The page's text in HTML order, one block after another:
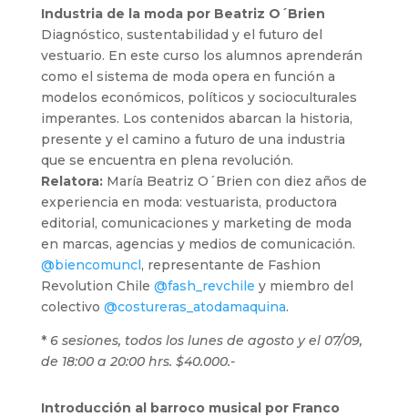
Industria de la moda por Beatriz O´Brien
Diagnóstico, sustentabilidad y el futuro del
vestuario. En este curso los alumnos aprenderán
como el sistema de moda opera en función a
modelos económicos, políticos y socioculturales
imperantes. Los contenidos abarcan la historia,
presente y el camino a futuro de una industria
que se encuentra en plena revolución.
Relatora:María Beatriz O´Brien con diez años de
experiencia en moda: vestuarista, productora
editorial, comunicaciones y marketing de moda
en marcas, agencias y medios de comunicación.
@biencomuncl, representante de Fashion
Revolution Chile @fash_revchile y miembro del
colectivo @costureras_atodamaquina.
* 6 sesiones, todos los lunes de agosto y el 07/09,
de 18:00 a 20:00 hrs. $40.000.-
Introducción al barroco musical por Franco